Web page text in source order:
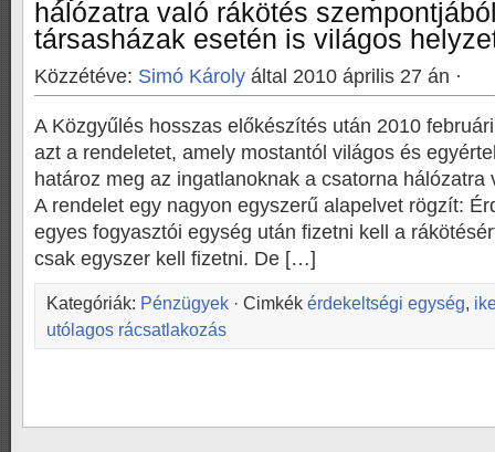
hálózatra való rákötés
társasházak esetén is világos
Közzétéve: Simó Károly által 2010 április 27 án ·
A Közgyűlés hosszas előkészítés után 2010
azt a rendeletet, amely mostantól világos és
határoz meg az ingatlanoknak a csatorna hálózatra
A rendelet egy nagyon egyszerű alapelvet rögzít:
egyes fogyasztói egység után fizetni kell a
csak egyszer kell fizetni. De […]
Kategóriák: Pénzügyek · Cimkék érdekeltségi egység,
utólagos rácsatlakozás